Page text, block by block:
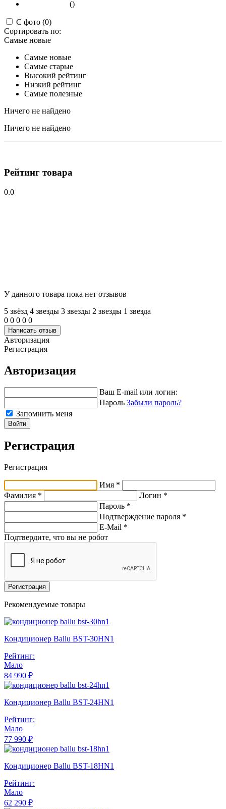
()
С фото (0)
Сортировать по:
Самые новые
Самые новые
Самые старые
Высокий рейтинг
Низкий рейтинг
Самые полезные
Ничего не найдено
Ничего не найдено
Рейтинг товара
0.0
У данного товара пока нет отзывов
5 звёзд 4 звeзды 3 звeзды 2 звeзды 1 звeзда
0 0 0 0 0
Написать отзыв
Авторизация
Регистрация
Авторизация
Ваш E-mail или логин:
Пароль Забыли пароль?
Запомнить меня
Войти
Регистрация
Регистрация
Имя *
Фамилия *
Логин *
Пароль *
Подтверждение пароля *
E-Mail *
Подтвердите, что вы не робот
Регистрация
Рекомендуемые товары
Кондиционер Ballu BST-30HN1
Рейтинг:
Мало
84 990 ₽
Кондиционер Ballu BST-24HN1
Рейтинг:
Мало
77 990 ₽
Кондиционер Ballu BST-18HN1
Рейтинг:
Мало
62 290 ₽